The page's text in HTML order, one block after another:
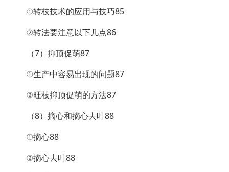
①转枝技术的应用与技巧85
②转法要注意以下几点86
（7）抑顶促萌87
①生产中容易出现的问题87
②旺枝抑顶促萌的方法87
（8）摘心和摘心去叶88
①摘心88
②摘心去叶88